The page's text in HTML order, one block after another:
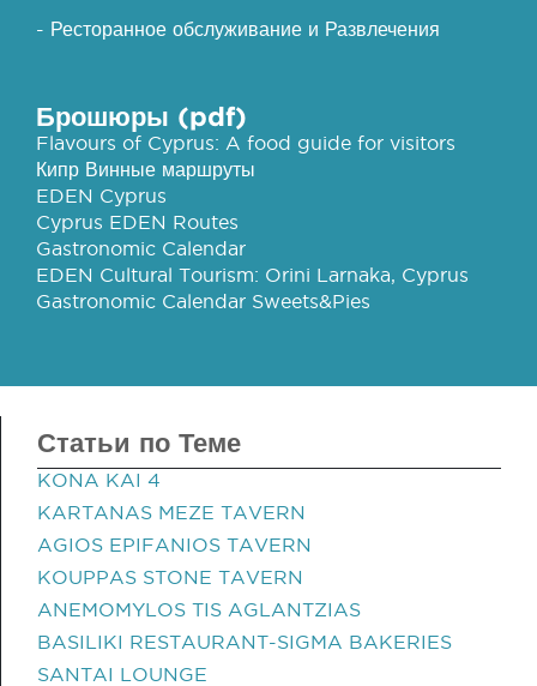
- Ресторанное обслуживание и Развлечения
Брошюры (pdf)
Flavours of Cyprus: A food guide for visitors
Кипр Винные маршруты
EDEN Cyprus
Cyprus EDEN Routes
Gastronomic Calendar
EDEN Cultural Tourism: Orini Larnaka, Cyprus
Gastronomic Calendar Sweets&Pies
Статьи по Теме
KONA KAI 4
KARTANAS MEZE TAVERN
AGIOS EPIFANIOS TAVERN
KOUPPAS STONE TAVERN
ANEMOMYLOS TIS AGLANTZIAS
BASILIKI RESTAURANT-SIGMA BAKERIES
SANTAI LOUNGE